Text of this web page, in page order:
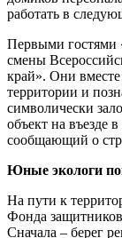
работать в
Первыми гостями
смены
край». Они
территории и
символически
объект на въезде
сообщающий о
Юные экологи
На пути к
Фонда
Сначала – берег